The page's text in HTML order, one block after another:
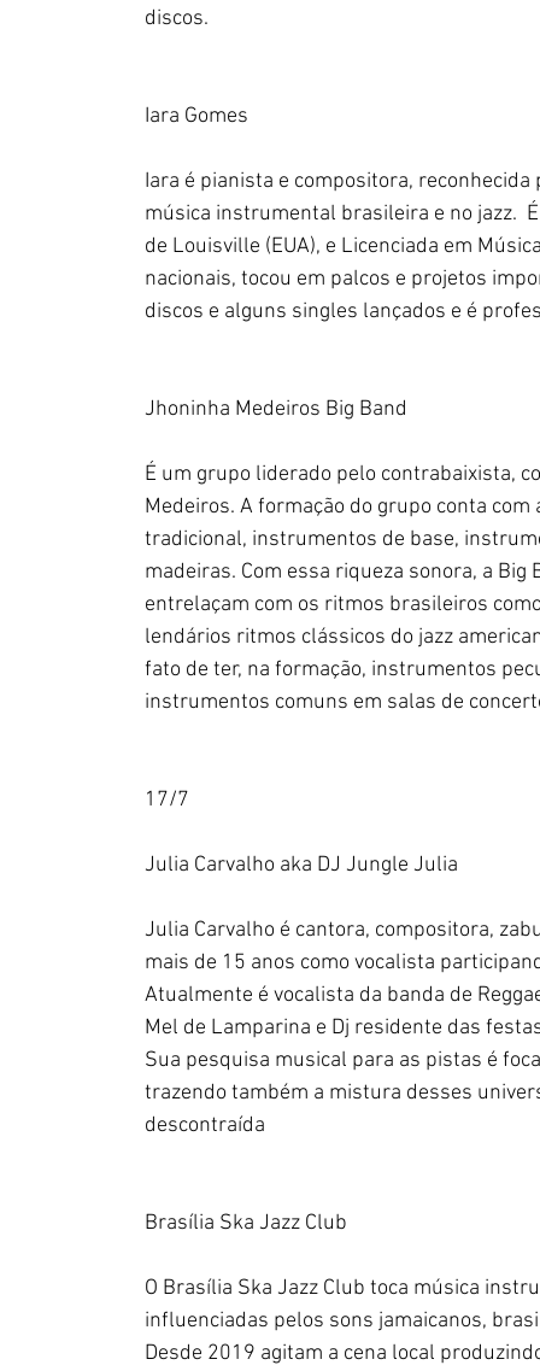
discos.
Iara Gomes
Iara é pianista e compositora,
música instrumental brasileira e no jazz.
de Louisville (EUA), e Licenciada em
nacionais, tocou em palcos e projetos
discos e alguns singles lançados e é
Jhoninha Medeiros Big Band
É um grupo liderado pelo contrabaixista,
Medeiros. A formação do grupo conta
tradicional, instrumentos de base,
madeiras. Com essa riqueza sonora, a
entrelaçam com os ritmos brasileiros
lendários ritmos clássicos do jazz
fato de ter, na formação, instrumentos
instrumentos comuns em salas de
17/7
Julia Carvalho aka DJ Jungle Julia
Julia Carvalho é cantora, compositora,
mais de 15 anos como vocalista
Atualmente é vocalista da banda de
Mel de Lamparina e Dj residente das
Sua pesquisa musical para as pistas é
trazendo também a mistura desses
descontraída
Brasília Ska Jazz Club
O Brasília Ska Jazz Club toca música
influenciadas pelos sons jamaicanos,
Desde 2019 agitam a cena local